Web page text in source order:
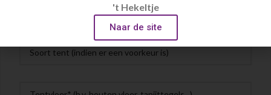
't Hekeltje
Naar de site